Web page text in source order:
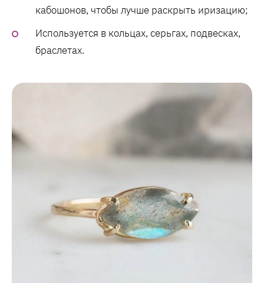
кабошонов, чтобы лучше раскрыть иризацию;
Используется в кольцах, серьгах, подвесках,
браслетах.